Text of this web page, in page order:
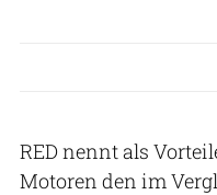
RED nennt als
Motoren den im